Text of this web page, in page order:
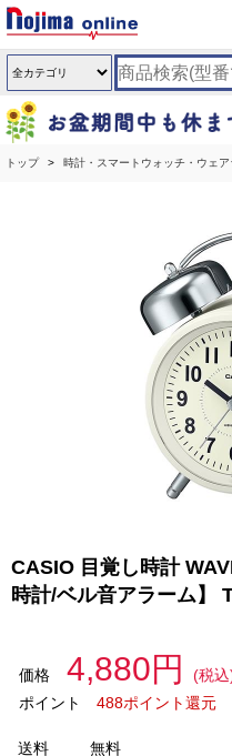
トップ 時計・スマートウォッチ・ウェア
CASIO 目覚し時計
時計/ベル音アラーム】
価格 4,880円
(税込
ポイント
488ポイント還元
送料
無料